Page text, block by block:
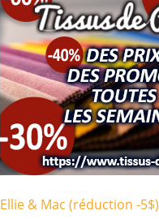
Ellie & Mac (réduction -5$)